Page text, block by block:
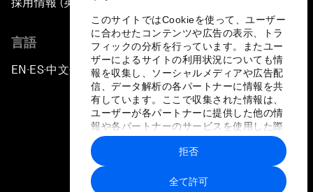
このサイトではCookieを使って、ユーザー
に合わせたコンテンツや広告の表示、トラ
フィックの分析を行っています。またユー
ザーによるサイトの利用状況についても情
報を収集し、ソーシャルメディアや広告配
信、データ解析の各パートナーに情報を共
有しています。ここで収集された情報は、
ユーザーが各パートナーに提供した他の情
報や各パートナーのサービスを使用した際
に収集された情報と組み合わされ、各パー
トナーによって使用されることがありま
す。
全て許可
拒否
言語
EN ▪ES▪中文▪ 日本語
プライバシーポリシーと利用規約